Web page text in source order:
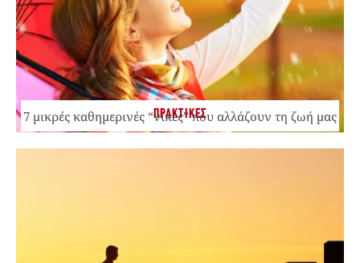
ΠΡΑΚΤΙΚΕΣ
7 μικρές καθημερινές “νίκες” που αλλάζουν τη ζωή μας